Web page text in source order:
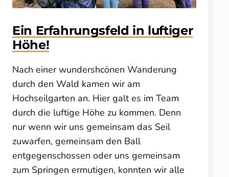
Ein Erfahrungsfeld in luftiger
Höhe!
Nach einer wundershcönen Wanderung
durch den Wald kamen wir am
Hochseilgarten an. Hier galt es im Team
durch die luftige Höhe zu kommen. Denn
nur wenn wir uns gemeinsam das Seil
zuwarfen, gemeinsam den Ball
entgegenschossen oder uns gemeinsam
zum Springen ermutigen, konnten wir alle